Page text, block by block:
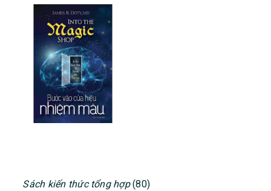
PRIMARY
Sách kiến thức tổng hợp(80)